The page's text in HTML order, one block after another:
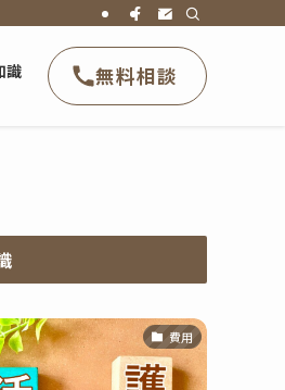
識 無料相談
費用